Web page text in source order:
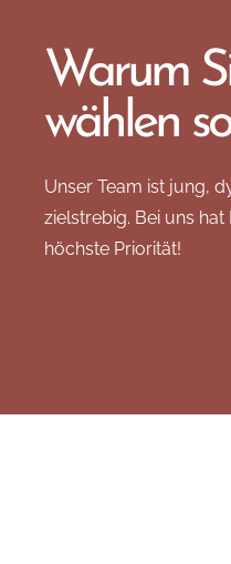
Warum
wählen
Unser Team ist jung,
zielstrebig. Bei uns
höchste Priorität!